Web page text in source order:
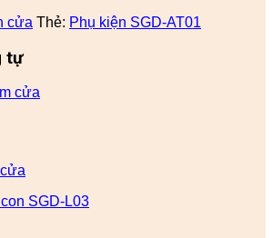
cửa Thẻ: Phụ kiện SGD-AT01
tự